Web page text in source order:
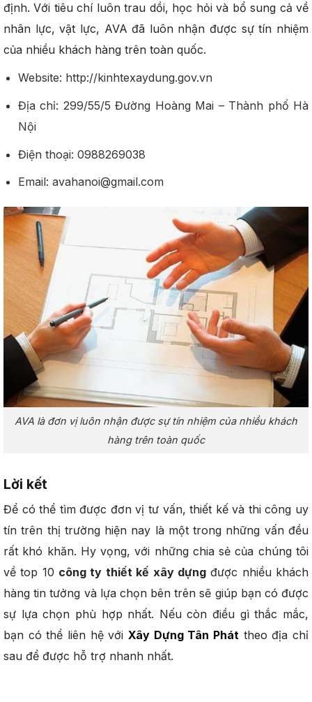
định. Với tiêu chí luôn trau dồi, học hỏi và bổ sung cả về
nhân lực, vật lực, AVA đã luôn nhận được sự tín nhiệm
của nhiều khách hàng trên toàn quốc.
Website: http://kinhtexaydung.gov.vn
Địa chỉ: 299/55/5 Đường Hoàng Mai – Thành phố Hà
Nội
Điện thoại: 0988269038
Email: avahanoi@gmail.com
AVA là đơn vị luôn nhận được sự tín nhiệm của nhiều khách
hàng trên toàn quốc
Lời kết
Để có thể tìm được đơn vị tư vấn, thiết kế và thi công uy
tín trên thị trường hiện nay là một trong những vấn đều
rất khó khăn. Hy vọng, với những chia sẻ của chúng tôi
về top 10 công ty thiết kế xây dựngđược nhiều khách
hàng tin tưởng và lựa chọn bên trên sẽ giúp bạn có được
sự lựa chọn phù hợp nhất. Nếu còn điều gì thắc mắc,
bạn có thể liên hệ với Xây Dựng Tân Phát theo địa chỉ
sau để được hỗ trợ nhanh nhất.